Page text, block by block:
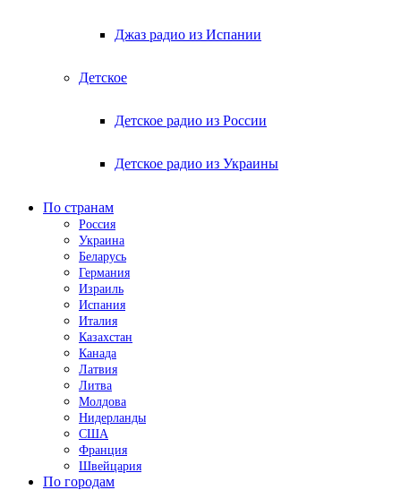
Джаз радио из Испании
Детское
Детское радио из России
Детское радио из Украины
По странам
Россия
Украина
Беларусь
Германия
Израиль
Испания
Италия
Казахстан
Канада
Латвия
Литва
Молдова
Нидерланды
США
Франция
Швейцария
По городам